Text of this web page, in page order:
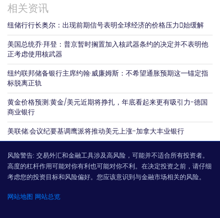
相关资讯
纽储行行长奥尔：出现前期信号表明全球经济的价格压力𫔭始缓解
美国总统乔·拜登：普京暂时搁置加入核武器条约的决定并不表明他
正考虑使用核武器
纽约联邦储备银行主席约翰·威廉姆斯：不希望通胀预期这一锚定指
标脱离正轨
黄金价格预测:黄金/美元近期将挣扎，年底看起来更有吸引力-德国
商业银行
美联储:会议纪要基调鹰派将推动美元上涨-加拿大丰业银行
风险警告: 交易外汇和金融工具涉及高风险，可能并不适合所有投资者。
高度的杠杆作用可能对你有利也可能对你不利。在决定投资之前，请仔细
考虑您的投资目标和风险偏好。您应该意识到与金融市场相关的风险。
网站地图 网站总览